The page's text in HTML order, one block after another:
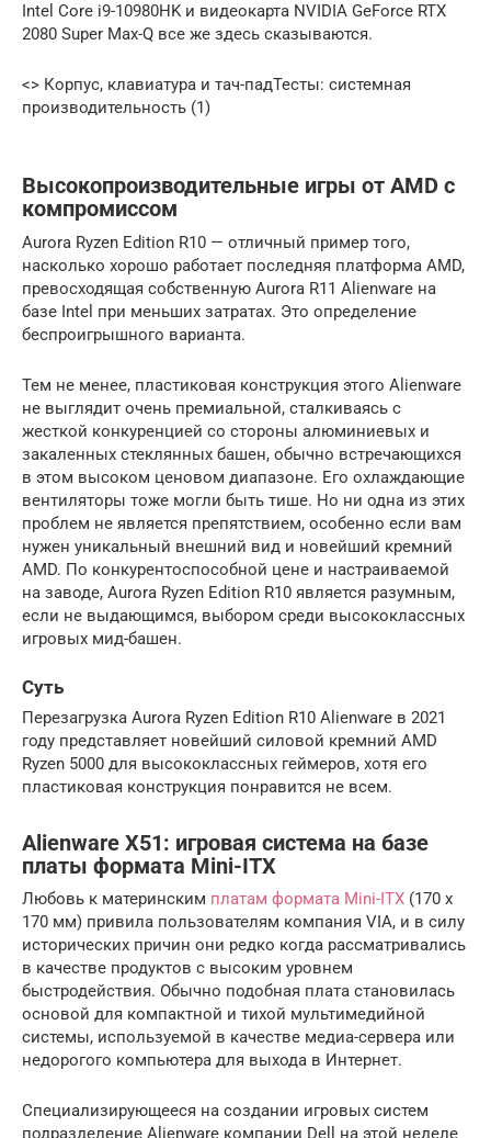
Intel Core i9-10980HK и видеокарта NVIDIA GeForce RTX
2080 Super Max-Q все же здесь сказываются.
<> Корпус, клавиатура и тач-падТесты: системная
производительность (1)
Высокопроизводительные игры от AMD с
компромиссом
Aurora Ryzen Edition R10 — отличный пример того,
насколько хорошо работает последняя платформа AMD,
превосходящая собственную Aurora R11 Alienware на
базе Intel при меньших затратах. Это определение
беспроигрышного варианта.
Тем не менее, пластиковая конструкция этого Alienware
не выглядит очень премиальной, сталкиваясь с
жесткой конкуренцией со стороны алюминиевых и
закаленных стеклянных башен, обычно встречающихся
в этом высоком ценовом диапазоне. Его охлаждающие
вентиляторы тоже могли быть тише. Но ни одна из этих
проблем не является препятствием, особенно если вам
нужен уникальный внешний вид и новейший кремний
AMD. По конкурентоспособной цене и настраиваемой
на заводе, Aurora Ryzen Edition R10 является разумным,
если не выдающимся, выбором среди высококлассных
игровых мид-башен.
Суть
Перезагрузка Aurora Ryzen Edition R10 Alienware в 2021
году представляет новейший силовой кремний AMD
Ryzen 5000 для высококлассных геймеров, хотя его
пластиковая конструкция понравится не всем.
Alienware X51: игровая система на базе
платы формата Mini-ITX
Любовь к материнским платам формата Mini-ITX (170 x
170 мм) привила пользователям компания VIA, и в силу
исторических причин они редко когда рассматривались
в качестве продуктов с высоким уровнем
быстродействия. Обычно подобная плата становилась
основой для компактной и тихой мультимедийной
системы, используемой в качестве медиа-сервера или
недорогого компьютера для выхода в Интернет.
Специализирующееся на создании игровых систем
подразделение Alienware компании Dell на этой неделе